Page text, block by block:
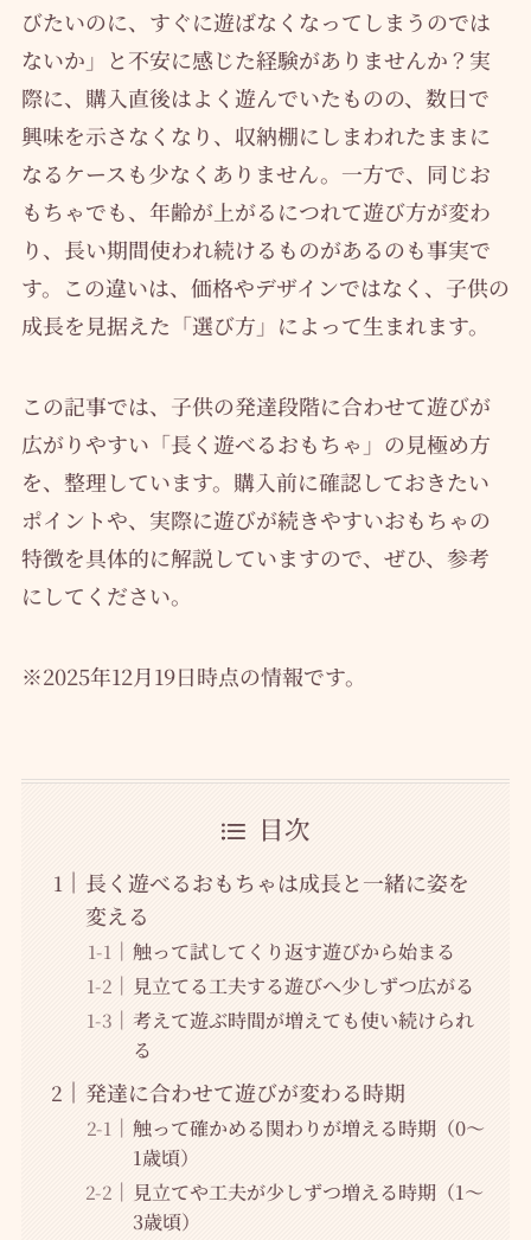
びたいのに、すぐに遊ばなくなってしまうのでは
ないか」と不安に感じた経験がありませんか？実
際に、購入直後はよく遊んでいたものの、数日で
興味を示さなくなり、収納棚にしまわれたままに
なるケースも少なくありません。一方で、同じお
もちゃでも、年齢が上がるにつれて遊び方が変わ
り、長い期間使われ続けるものがあるのも事実で
す。この違いは、価格やデザインではなく、子供の
成長を見据えた「選び方」によって生まれます。
この記事では、子供の発達段階に合わせて遊びが
広がりやすい「長く遊べるおもちゃ」の見極め方
を、整理しています。購入前に確認しておきたい
ポイントや、実際に遊びが続きやすいおもちゃの
特徴を具体的に解説していますので、ぜひ、参考
にしてください。
※2025年12月19日時点の情報です。
目次
長く遊べるおもちゃは成長と一緒に姿を
変える
触って試してくり返す遊びから始まる
見立てる工夫する遊びへ少しずつ広がる
考えて遊ぶ時間が増えても使い続けられ
る
発達に合わせて遊びが変わる時期
触って確かめる関わりが増える時期（0〜
1歳頃）
見立てや工夫が少しずつ増える時期（1〜
3歳頃）